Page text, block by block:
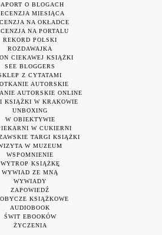
O BLOGACH
MIESIĄCA
NA OKŁADCE
NA PORTALU
REKORD POLSKI
ROZDAWAJKA
CIEKAWEJ KSIĄŻKI
SEE BLOGGERS
Z CYTATAMI
AUTORSKIE
AUTORSKIE ONLINE
KSIĄŻKI W KRAKOWIE
UNBOXING
W OBIEKTYWIE
W CUKIERNI
TARGI KSIĄŻKI
W MUZEUM
WSPOMNIENIE
WYTROP KSIĄŻKĘ
WYWIAD ZE MNĄ
WYWIADY
ZAPOWIEDŹ
KSIĄŻKOWE
AUDIOBOOK
ŚWIT EBOOKÓW
ŻYCZENIA